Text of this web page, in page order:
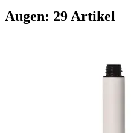
Augen: 29 Artikel